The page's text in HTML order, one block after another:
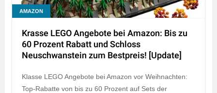
AMAZON
Krasse LEGO Angebote bei Amazon: Bis zu
60 Prozent Rabatt und Schloss
Neuschwanstein zum Bestpreis! [Update]
Klasse LEGO Angebote bei Amazon vor Weihnachten:
Top-Rabatte von bis zu 60 Prozent auf Sets der